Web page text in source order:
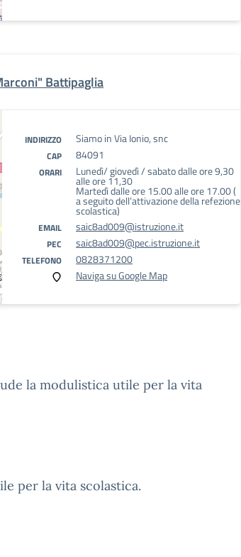
Battipaglia
INDIRIZZO Siamo in Via Ionio, snc
CAP 84091
ORARI Lunedì/ giovedì / sabato dalle ore 9,30
alle ore 11,30
Martedì dalle ore 15.00 alle ore 17.00 (
a seguito dell’attivazione della refezione
scolastica)
EMAIL saic8ad009@istruzione.it
PEC saic8ad009@pec.istruzione.it
TELEFONO
0828371200
Naviga su Google Map
la modulistica utile per la vita
per la vita scolastica.